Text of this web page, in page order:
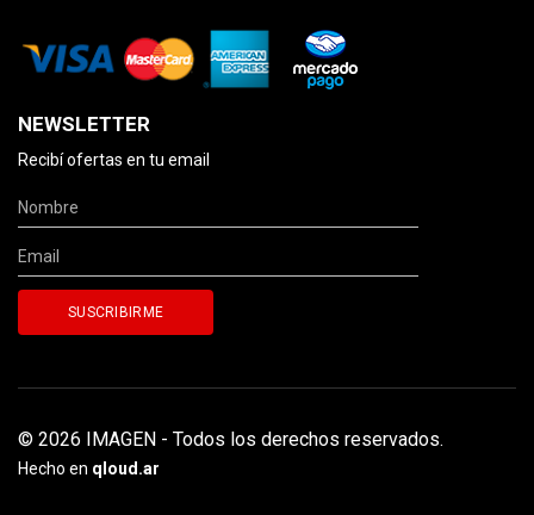
NEWSLETTER
Recibí ofertas en tu email
© 2026 IMAGEN - Todos los derechos reservados.
Hecho en qloud.ar